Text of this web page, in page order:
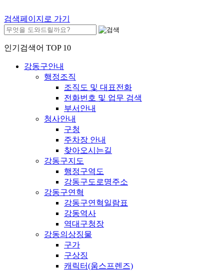
검색페이지로 가기
인기검색어 TOP 10
강동구안내
행정조직
조직도 및 대표전화
전화번호 및 업무 검색
부서안내
청사안내
구청
주차장 안내
찾아오시는길
강동구지도
행정구역도
강동구도로명주소
강동구연혁
강동구연혁일람표
강동역사
역대구청장
강동의상징물
구가
구상징
캐릭터(움스프렌즈)